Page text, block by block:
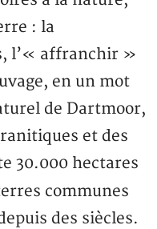
: la
l’« affranchir »
en un mot
de Dartmoor,
et des
30.000 hectares
communes
des siècles.